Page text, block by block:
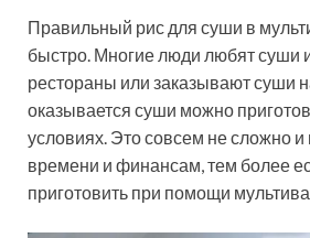
Правильный рис для суши в
быстро. Многие люди любят суши
рестораны или заказывают суши
оказывается суши можно
условиях. Это совсем не сложно и
времени и финансам, тем более
приготовить при помощи